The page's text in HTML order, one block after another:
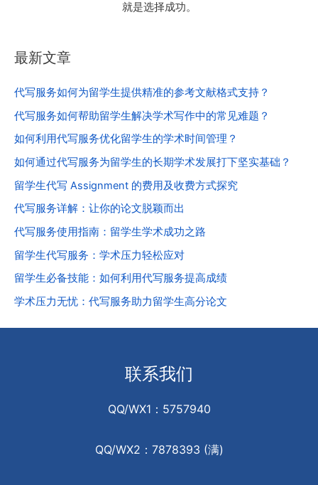
就是选择成功。
最新文章
代写服务如何为留学生提供精准的参考文献格式支持？
代写服务如何帮助留学生解决学术写作中的常见难题？
如何利用代写服务优化留学生的学术时间管理？
如何通过代写服务为留学生的长期学术发展打下坚实基础？
留学生代写 Assignment 的费用及收费方式探究
代写服务详解：让你的论文脱颖而出
代写服务使用指南：留学生学术成功之路
留学生代写服务：学术压力轻松应对
留学生必备技能：如何利用代写服务提高成绩
学术压力无忧：代写服务助力留学生高分论文
联系我们
QQ/WX1：5757940
QQ/WX2：7878393 (满)